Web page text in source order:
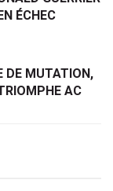
ÉCHEC
DE MUTATION,
AC